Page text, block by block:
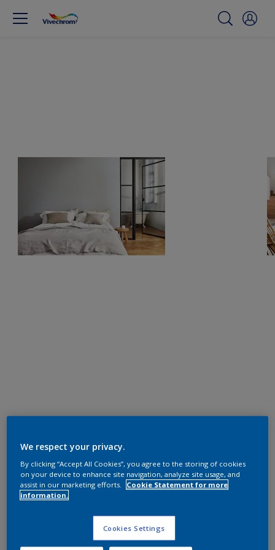
We respect your privacy.
By clicking “Accept All Cookies”, you agree to the storing of cookies
on your device to enhance site navigation, analyze site usage, and
assist in our marketing efforts.
Cookie Statement for more
information.
Cookies Settings